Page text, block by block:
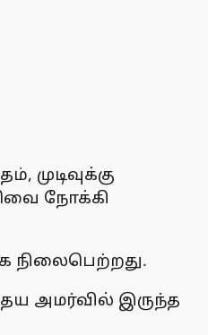
நோக்கி
நிலைபெற்றது.
அமர்வில் இருந்த